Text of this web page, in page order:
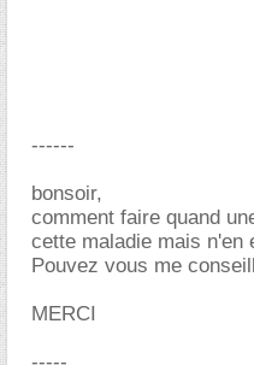
------
bonsoir,
comment faire quand
cette maladie mais n'en
Pouvez vous me
MERCI